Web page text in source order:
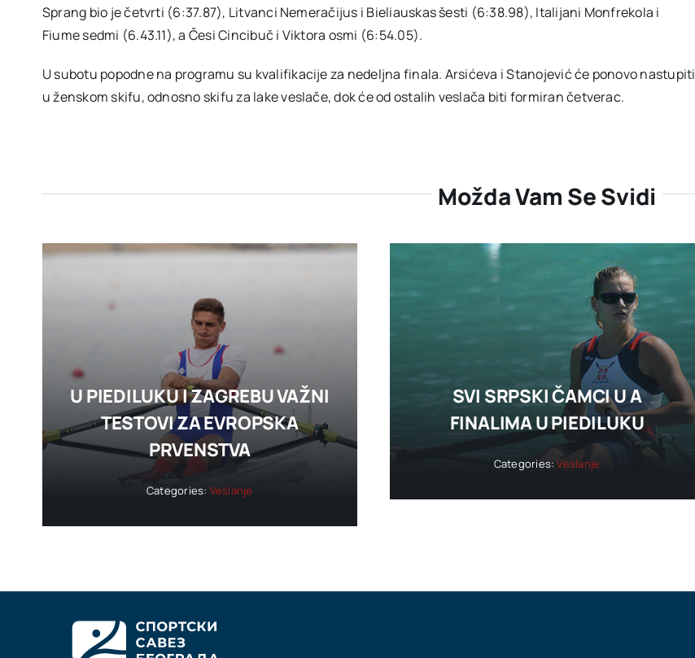
Sprang bio je četvrti (6:37.87), Litvanci Nemeračijus i Bieliauskas šesti (6:38.98), Italijani Monfrekola i
Fiume sedmi (6.43.11), a Česi Cincibuč i Viktora osmi (6:54.05).
U subotu popodne na programu su kvalifikacije za nedeljna finala. Arsićeva i Stanojević će ponovo nastupiti
u ženskom skifu, odnosno skifu za lake veslače, dok će od ostalih veslača biti formiran četverac.
Možda Vam Se Svidi
U PIEDILUKU I ZAGREBU VAŽNI
TESTOVI ZA EVROPSKA
PRVENSTVA
Categories: Veslanje
SVI SRPSKI ČAMCI U A
FINALIMA U PIEDILUKU
Categories:Veslanje